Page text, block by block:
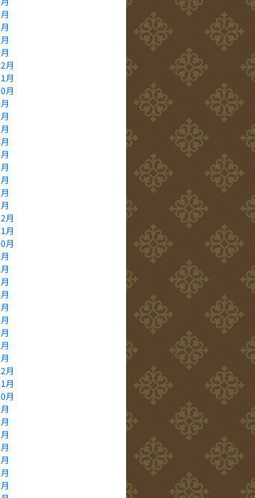
月
月
月
月
月
月
月
月
月